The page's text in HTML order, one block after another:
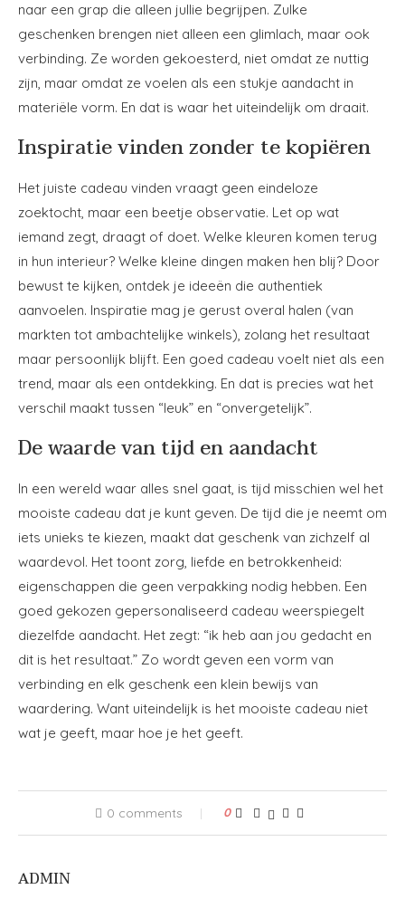
naar een grap die alleen jullie begrijpen. Zulke
geschenken brengen niet alleen een glimlach, maar ook
verbinding. Ze worden gekoesterd, niet omdat ze nuttig
zijn, maar omdat ze voelen als een stukje aandacht in
materiële vorm. En dat is waar het uiteindelijk om draait.
Inspiratie vinden zonder te kopiëren
Het juiste cadeau vinden vraagt geen eindeloze
zoektocht, maar een beetje observatie. Let op wat
iemand zegt, draagt of doet. Welke kleuren komen terug
in hun interieur? Welke kleine dingen maken hen blij? Door
bewust te kijken, ontdek je ideeën die authentiek
aanvoelen. Inspiratie mag je gerust overal halen (van
markten tot ambachtelijke winkels), zolang het resultaat
maar persoonlijk blijft. Een goed cadeau voelt niet als een
trend, maar als een ontdekking. En dat is precies wat het
verschil maakt tussen “leuk” en “onvergetelijk”.
De waarde van tijd en aandacht
In een wereld waar alles snel gaat, is tijd misschien wel het
mooiste cadeau dat je kunt geven. De tijd die je neemt om
iets unieks te kiezen, maakt dat geschenk van zichzelf al
waardevol. Het toont zorg, liefde en betrokkenheid:
eigenschappen die geen verpakking nodig hebben. Een
goed gekozen gepersonaliseerd cadeau weerspiegelt
diezelfde aandacht. Het zegt: “ik heb aan jou gedacht en
dit is het resultaat.” Zo wordt geven een vorm van
verbinding en elk geschenk een klein bewijs van
waardering. Want uiteindelijk is het mooiste cadeau niet
wat je geeft, maar hoe je het geeft.
0 comments 0
ADMIN